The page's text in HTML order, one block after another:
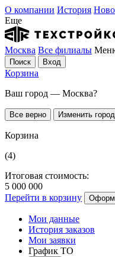
О компании История
Еще
Москва Все филиалы
Поиск Вход
Корзина
Ваш город — Москва?
Все верно Изменить город
Корзина
(4)
Итоговая стоимость:
5 000 000
Перейти в корзину
Мои данные
История заказов
Мои заявки
График ТО